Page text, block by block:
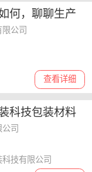
何，聊聊生产
的关系
公司
查看详细
科技包装材料
提供参考
司
技有限公司